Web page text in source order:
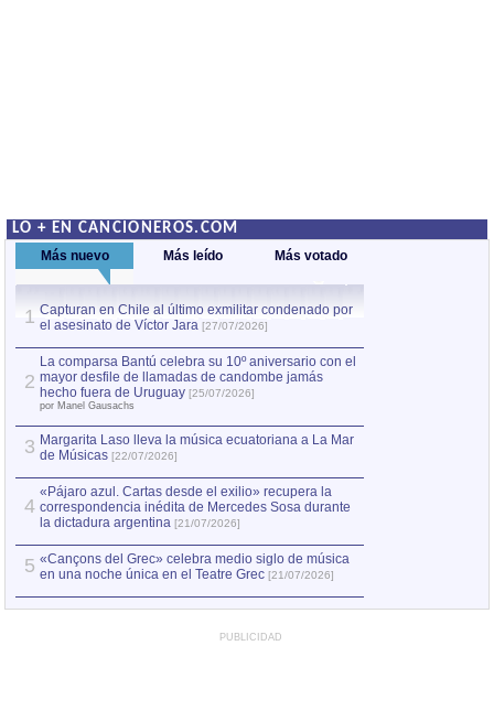
LO + EN CANCIONEROS.COM
Más nuevo Más leído Más votado
1 Capturan en Chile al último exmilitar condenado por
el asesinato de Víctor Jara [27/07/2026]
2
La comparsa Bantú celebra su 10º aniversario con el
mayor desfile de llamadas de candombe jamás
hecho fuera de Uruguay [25/07/2026]
por Manel Gausachs
3 Margarita Laso lleva la música ecuatoriana a La Mar
de Músicas [22/07/2026]
4
«Pájaro azul. Cartas desde el exilio» recupera la
correspondencia inédita de Mercedes Sosa durante
la dictadura argentina [21/07/2026]
5 «Cançons del Grec» celebra medio siglo de música
en una noche única en el Teatre Grec [21/07/2026]
PUBLICIDAD